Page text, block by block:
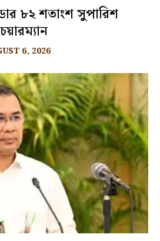
৮২ শতাংশ সুপারিশ
6, 2026